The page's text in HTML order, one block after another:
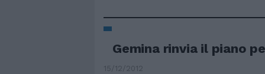
Gemina rinvia il piano
15/12/2012